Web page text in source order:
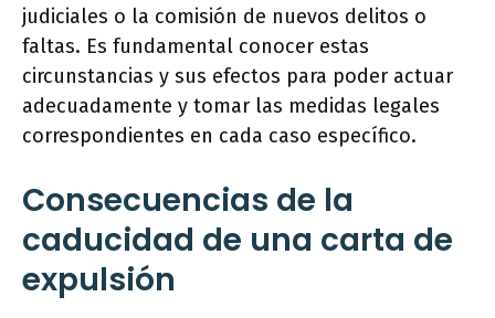
judiciales o la comisión de nuevos delitos o
faltas. Es fundamental conocer estas
circunstancias y sus efectos para poder actuar
adecuadamente y tomar las medidas legales
correspondientes en cada caso específico.
Consecuencias de la
caducidad de una carta de
expulsión